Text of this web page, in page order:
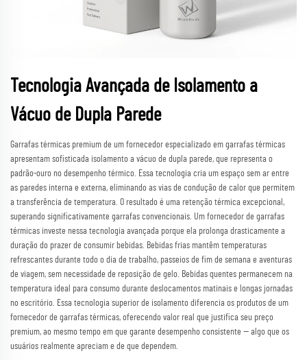
Tecnologia Avançada de Isolamento a
Vácuo de Dupla Parede
Garrafas térmicas premium de um fornecedor especializado em garrafas térmicas
apresentam sofisticada isolamento a vácuo de dupla parede, que representa o
padrão-ouro no desempenho térmico. Essa tecnologia cria um espaço sem ar entre
as paredes interna e externa, eliminando as vias de condução de calor que permitem
a transferência de temperatura. O resultado é uma retenção térmica excepcional,
superando significativamente garrafas convencionais. Um fornecedor de garrafas
térmicas investe nessa tecnologia avançada porque ela prolonga drasticamente a
duração do prazer de consumir bebidas. Bebidas frias mantêm temperaturas
refrescantes durante todo o dia de trabalho, passeios de fim de semana e aventuras
de viagem, sem necessidade de reposição de gelo. Bebidas quentes permanecem na
temperatura ideal para consumo durante deslocamentos matinais e longas jornadas
no escritório. Essa tecnologia superior de isolamento diferencia os produtos de um
fornecedor de garrafas térmicas, oferecendo valor real que justifica seu preço
premium, ao mesmo tempo em que garante desempenho consistente — algo que os
usuários realmente apreciam e de que dependem.